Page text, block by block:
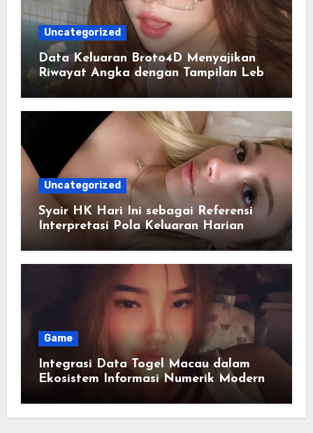
Uncategorized
Data Keluaran Broto4D Menyajikan
Riwayat Angka dengan Tampilan Lebih
Terstruktur
Uncategorized
Syair HK Hari Ini sebagai Referensi
Interpretasi Pola Keluaran Harian
Game
Integrasi Data Togel Macau dalam
Ekosistem Informasi Numerik Modern